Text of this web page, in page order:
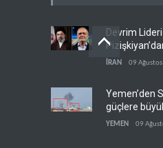
Devrim
görüşme
İRAN 09
Yemen’den
güçlere
YEMEN 09